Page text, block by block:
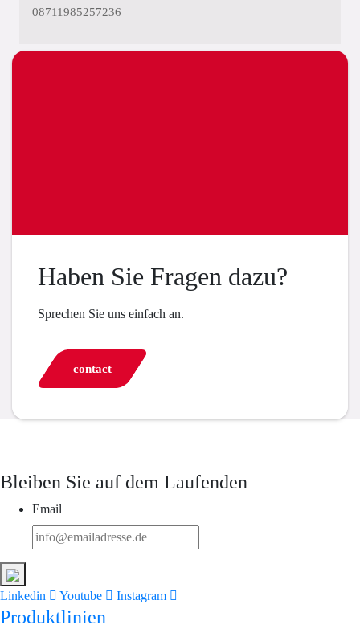
08711985257236
Haben Sie Fragen dazu?
Sprechen Sie uns einfach an.
contact
Bleiben Sie auf dem Laufenden
Email
Linkedin Youtube Instagram
Produktlinien